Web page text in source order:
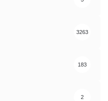
3263
183
2